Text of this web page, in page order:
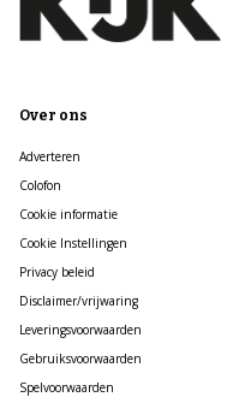
Over ons
Adverteren
Colofon
Cookie informatie
Cookie Instellingen
Privacy beleid
Disclaimer/vrijwaring
Leveringsvoorwaarden
Gebruiksvoorwaarden
Spelvoorwaarden